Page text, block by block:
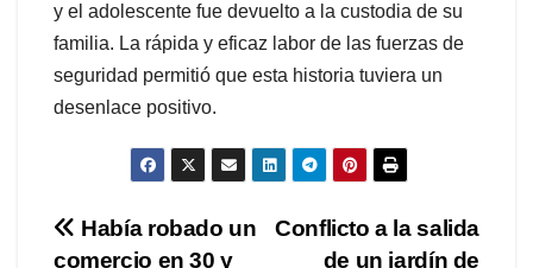
y el adolescente fue devuelto a la custodia de su
familia. La rápida y eficaz labor de las fuerzas de
seguridad permitió que esta historia tuviera un
desenlace positivo.
Navegación
Conflicto a la salida
de un jardín de
Había robado un
comercio en 30 y